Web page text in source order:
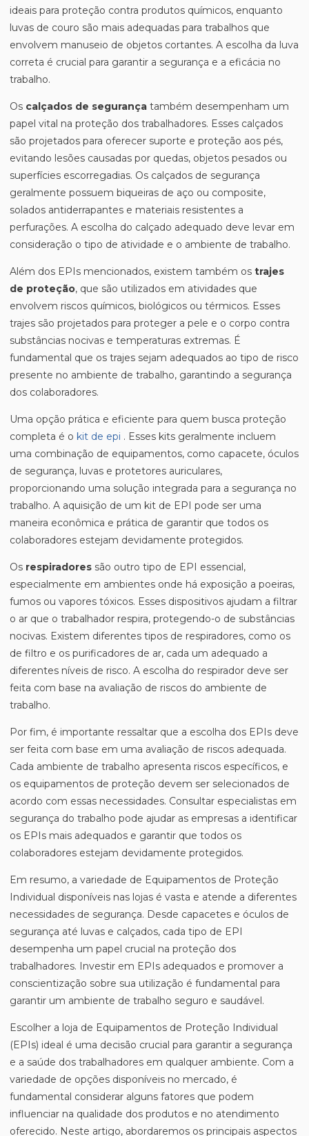
ideais para proteção contra produtos químicos, enquanto
luvas de couro são mais adequadas para trabalhos que
envolvem manuseio de objetos cortantes. A escolha da luva
correta é crucial para garantir a segurança e a eficácia no
trabalho.
Os calçados de segurança também desempenham um
papel vital na proteção dos trabalhadores. Esses calçados
são projetados para oferecer suporte e proteção aos pés,
evitando lesões causadas por quedas, objetos pesados ou
superfícies escorregadias. Os calçados de segurança
geralmente possuem biqueiras de aço ou composite,
solados antiderrapantes e materiais resistentes a
perfurações. A escolha do calçado adequado deve levar em
consideração o tipo de atividade e o ambiente de trabalho.
Além dos EPIs mencionados, existem também os trajes
de proteção, que são utilizados em atividades que
envolvem riscos químicos, biológicos ou térmicos. Esses
trajes são projetados para proteger a pele e o corpo contra
substâncias nocivas e temperaturas extremas. É
fundamental que os trajes sejam adequados ao tipo de risco
presente no ambiente de trabalho, garantindo a segurança
dos colaboradores.
Uma opção prática e eficiente para quem busca proteção
completa é o kit de epi . Esses kits geralmente incluem
uma combinação de equipamentos, como capacete, óculos
de segurança, luvas e protetores auriculares,
proporcionando uma solução integrada para a segurança no
trabalho. A aquisição de um kit de EPI pode ser uma
maneira econômica e prática de garantir que todos os
colaboradores estejam devidamente protegidos.
Os respiradores são outro tipo de EPI essencial,
especialmente em ambientes onde há exposição a poeiras,
fumos ou vapores tóxicos. Esses dispositivos ajudam a filtrar
o ar que o trabalhador respira, protegendo-o de substâncias
nocivas. Existem diferentes tipos de respiradores, como os
de filtro e os purificadores de ar, cada um adequado a
diferentes níveis de risco. A escolha do respirador deve ser
feita com base na avaliação de riscos do ambiente de
trabalho.
Por fim, é importante ressaltar que a escolha dos EPIs deve
ser feita com base em uma avaliação de riscos adequada.
Cada ambiente de trabalho apresenta riscos específicos, e
os equipamentos de proteção devem ser selecionados de
acordo com essas necessidades. Consultar especialistas em
segurança do trabalho pode ajudar as empresas a identificar
os EPIs mais adequados e garantir que todos os
colaboradores estejam devidamente protegidos.
Em resumo, a variedade de Equipamentos de Proteção
Individual disponíveis nas lojas é vasta e atende a diferentes
necessidades de segurança. Desde capacetes e óculos de
segurança até luvas e calçados, cada tipo de EPI
desempenha um papel crucial na proteção dos
trabalhadores. Investir em EPIs adequados e promover a
conscientização sobre sua utilização é fundamental para
garantir um ambiente de trabalho seguro e saudável.
Escolher a loja de Equipamentos de Proteção Individual
(EPIs) ideal é uma decisão crucial para garantir a segurança
e a saúde dos trabalhadores em qualquer ambiente. Com a
variedade de opções disponíveis no mercado, é
fundamental considerar alguns fatores que podem
influenciar na qualidade dos produtos e no atendimento
oferecido. Neste artigo, abordaremos os principais aspectos